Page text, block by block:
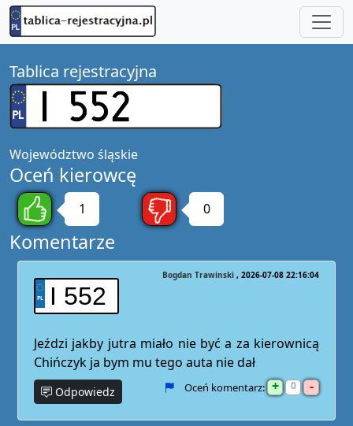
Tablica rejestracyjna
Województwo śląskie
Oceń kierowcę
1 0
Komentarze
I 552
Bogdan Trawinski 2026-07-08 22:16:04
Jeździ jakby jutra miało nie być a za kierownicą
Chińczyk ja bym mu tego auta nie dał
Odpowiedz Oceń komentarz: + 0 -